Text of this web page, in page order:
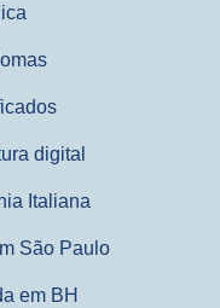
digital
Italiana
São Paulo
em BH